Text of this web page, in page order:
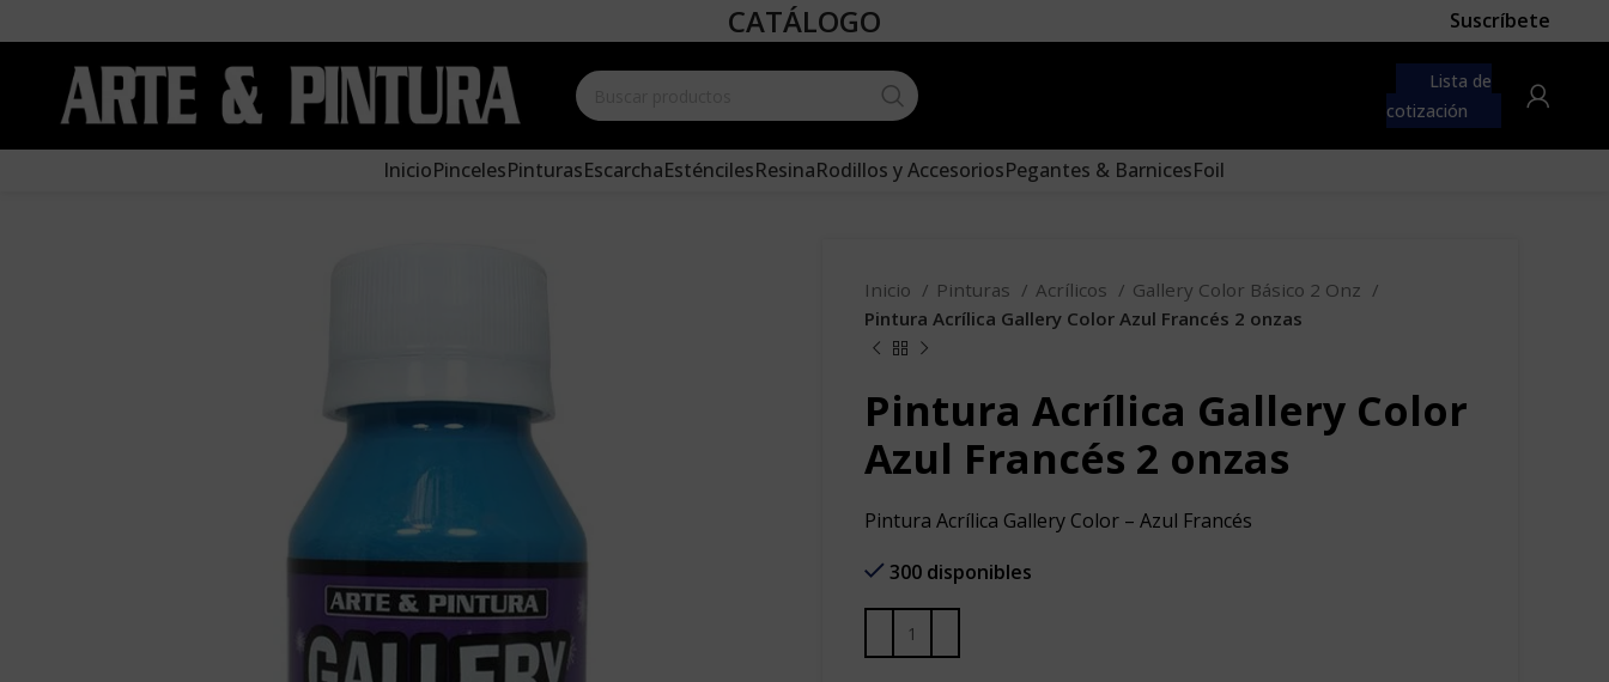
CATÁLOGO Suscríbete
Lista de
cotización
InicioPincelesPinturasEscarchaEsténcilesResinaRodillos y AccesoriosPegantes & BarnicesFoil
Inicio Pinturas Acrílicos
Gallery Color Básico 2 Onz
Pintura Acrílica Gallery Color Azul Francés 2 onzas
Pintura Acrílica Gallery Color
Azul Francés 2 onzas
Pintura Acrílica Gallery Color – Azul Francés
300 disponibles